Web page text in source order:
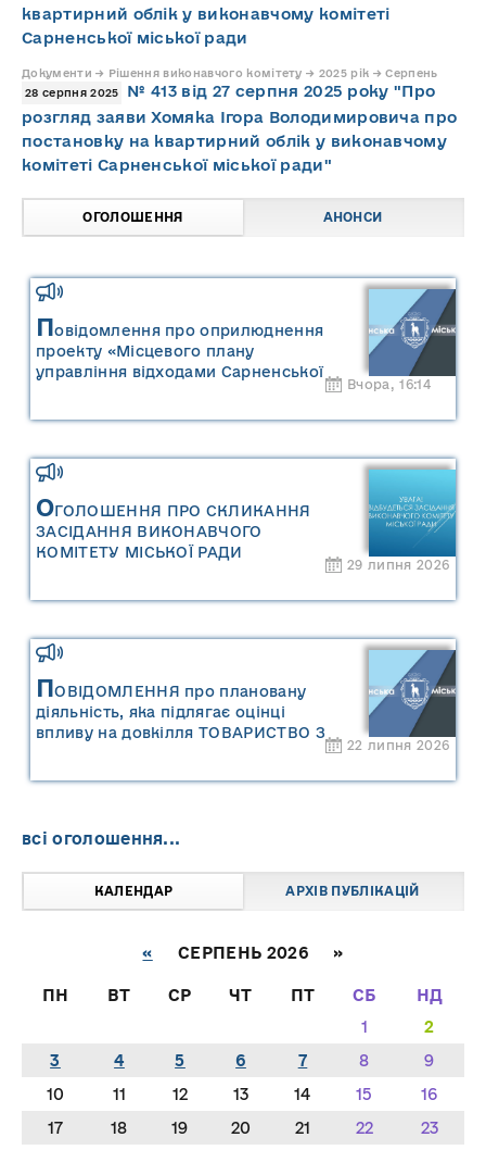
квартирний облік у виконавчому комітеті
Сарненської міської ради
Документи → Рішення виконавчого комітету → 2025 рік → Серпень
28 серпня 2025
№ 413 від 27 серпня 2025 року "Про
розгляд заяви Хомяка Ігора Володимировича про
постановку на квартирний облік у виконавчому
комітеті Сарненської міської ради"
ОГОЛОШЕННЯ АНОНСИ
Повідомлення про оприлюднення
проекту «Місцевого плану
управління відходами Сарненської
міської територіальної громади» та
управління відходами Сарненської
міської територіальної громади»
Вчора, 16:14
ОГОЛОШЕННЯ ПРО СКЛИКАННЯ
ЗАСІДАННЯ ВИКОНАВЧОГО
КОМІТЕТУ МІСЬКОЇ РАДИ
29 липня 2026
ПОВІДОМЛЕННЯ про плановану
діяльність, яка підлягає оцінці
впливу на довкілля ТОВАРИСТВО З
22 липня 2026
всі оголошення...
КАЛЕНДАР АРХІВ ПУБЛІКАЦІЙ
« СЕРПЕНЬ 2026 »
ПН ВТ СР ЧТ ПТ СБ
НД
1
2
3
4 5 6 7 8
9
10
11 12 13 14 15
16
17
18 19 20 21 22
23